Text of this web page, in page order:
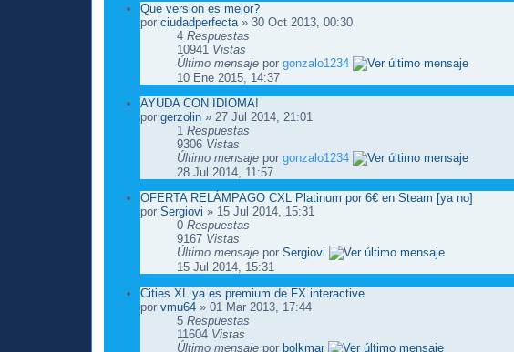
Que version es mejor?
porciudadperfecta » 30 Oct 2013, 00:30
4Respuestas
10941 Vistas
Último mensaje porgonzalo1234
10 Ene 2015, 14:37
AYUDA CON IDIOMA!
porgerzolin » 27 Jul 2014, 21:01
1Respuestas
9306 Vistas
Último mensaje porgonzalo1234
28 Jul 2014, 11:57
OFERTA RELÁMPAGO CXL Platinum por 6€ en Steam [ya no]
porSergiovi » 15 Jul 2014, 15:31
0Respuestas
9167 Vistas
Último mensaje porSergiovi
15 Jul 2014, 15:31
Cities XL ya es premium de FX interactive
porvmu64 » 01 Mar 2013, 17:44
5Respuestas
11604 Vistas
Último mensaje porbolkmar